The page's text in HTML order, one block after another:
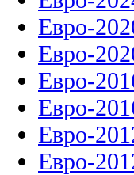
Евро-
Евро-
Евро-
Евро-
Евро-
Евро-